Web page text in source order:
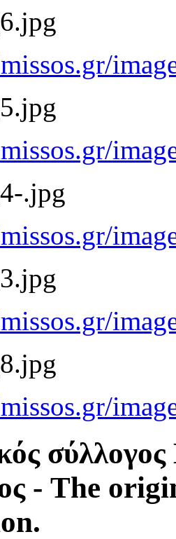
.jpg
- The